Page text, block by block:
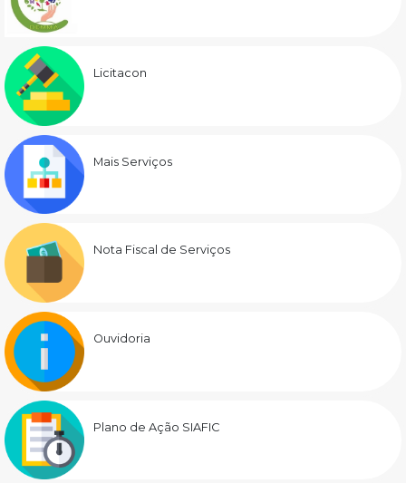
Licitacon
Mais Serviços
Nota Fiscal de Serviços
Ouvidoria
Plano de Ação SIAFIC